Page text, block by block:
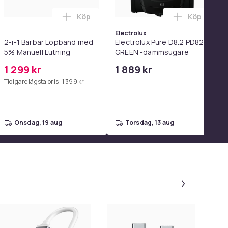
i varukorgen
pack Samsung Snabbladdare - Adapter & Kabel 20W USB-C
2-i-1 Bärbar Löpband med
5% Manuell Lutning
1 299 kr
Tidigare lägsta pris: 1 399 kr
Lägg till 2-i-1 Bärbar Löpband med 5%
Köp
onsdag, 19 aug
Electrolux
Electrolux Pure D8.2 PD82-
GREEN -dammsugare
1 889 kr
Lägg till
Köp
torsdag, 13 aug